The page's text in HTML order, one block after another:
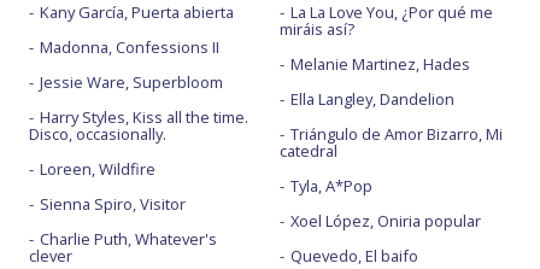
Kany García, Puerta abierta
Madonna, Confessions II
Jessie Ware, Superbloom
Harry Styles, Kiss all the time.
Disco, occasionally.
Loreen, Wildfire
Sienna Spiro, Visitor
Charlie Puth, Whatever's
clever
La La Love You, ¿Por qué me
miráis así?
Melanie Martinez, Hades
Ella Langley, Dandelion
Triángulo de Amor Bizarro, Mi
catedral
Tyla, A*Pop
Xoel López, Oniria popular
Quevedo, El baifo